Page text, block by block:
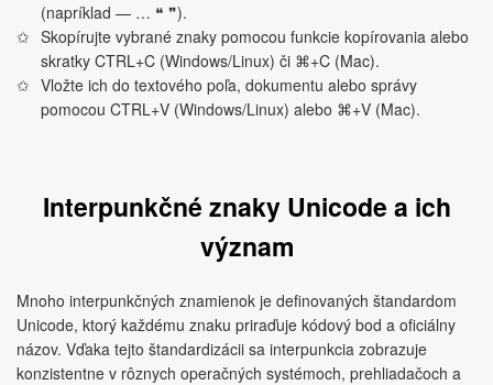
(napríklad — … ❝ ❞).
Skopírujte vybrané znaky pomocou funkcie kopírovania alebo
skratky CTRL+C (Windows/Linux) či ⌘+C (Mac).
Vložte ich do textového poľa, dokumentu alebo správy
pomocou CTRL+V (Windows/Linux) alebo ⌘+V (Mac).
Interpunkčné znaky Unicode a ich
význam
Mnoho interpunkčných znamienok je definovaných štandardom
Unicode, ktorý každému znaku priraďuje kódový bod a oficiálny
názov. Vďaka tejto štandardizácii sa interpunkcia zobrazuje
konzistentne v rôznych operačných systémoch, prehliadačoch a